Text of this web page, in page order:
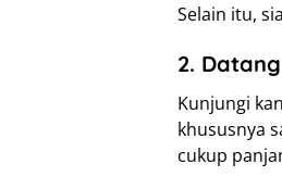
Selain itu,
2.
Kunjungi
khususnya
cukup